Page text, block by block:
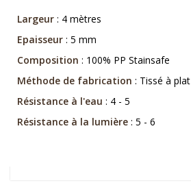
Largeur : 4 mètres
Epaisseur : 5 mm
Composition : 100% PP Stainsafe
Méthode de fabrication : Tissé à plat
Résistance à l'eau : 4 - 5
Résistance à la lumière : 5 - 6